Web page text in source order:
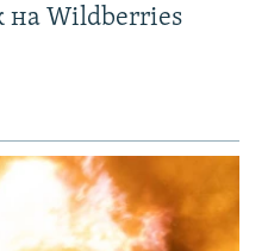
на Wildberries